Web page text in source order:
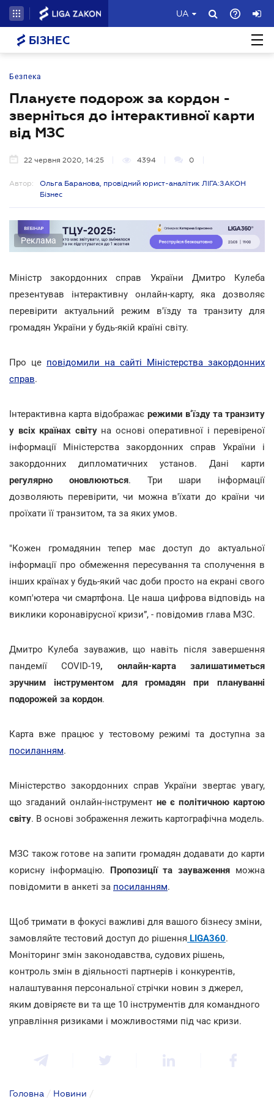
UA
БІЗНЕС
Безпека
Плануєте подорож за кордон -
зверніться до інтерактивної карти
від МЗС
22 червня 2020, 14:25 4394 0
Автор:
Ольга Баранова, провідний юрист-аналітик ЛІГА:ЗАКОН
Бізнес
Реклама
Міністр закордонних справ України Дмитро Кулеба
презентував інтерактивну онлайн-карту, яка дозволяє
перевірити актуальний режим в'їзду та транзиту для
громадян України у будь-якій країні світу.
Про це повідомили на сайті Міністерства закордонних
справ.
Інтерактивна карта відображає режими в‘їзду та транзиту
у всіх країнах світуна основі оперативної і перевіреної
інформації Міністерства закордонних справ України і
закордонних дипломатичних установ. Дані карти
регулярно оновлюються. Три шари інформації
дозволяють перевірити, чи можна в'їхати до країни чи
проїхати її транзитом, та за яких умов.
"Кожен громадянин тепер має доступ до актуальної
інформації про обмеження пересування та сполучення в
інших країнах у будь-який час доби просто на екрані свого
комп'ютера чи смартфона. Це наша цифрова відповідь на
виклики коронавірусної кризи”, - повідомив глава МЗС.
Дмитро Кулеба зауважив, що навіть після завершення
пандемії COVID-19, онлайн-карта залишатиметься
зручним інструментом для громадян при плануванні
подорожей за кордон.
Карта вже працює у тестовому режимі та доступна за
посиланням.
Міністерство закордонних справ України звертає увагу,
що згаданий онлайн-інструмент не є політичною картою
світу. В основі зображення лежить картографічна модель.
МЗС також готове на запити громадян додавати до карти
корисну інформацію. Пропозиції та зауваження можна
повідомити в анкеті за посиланням.
Щоб тримати в фокусі важливі для вашого бізнесу зміни,
замовляйте тестовий доступ до рішення LIGA360.
Моніторинг змін законодавства, судових рішень,
контроль змін в діяльності партнерів і конкурентів,
налаштування персональної стрічки новин з джерел,
яким довіряєте ви та ще 10 інструментів для командного
управління ризиками і можливостями під час кризи.
Головна / Новини /